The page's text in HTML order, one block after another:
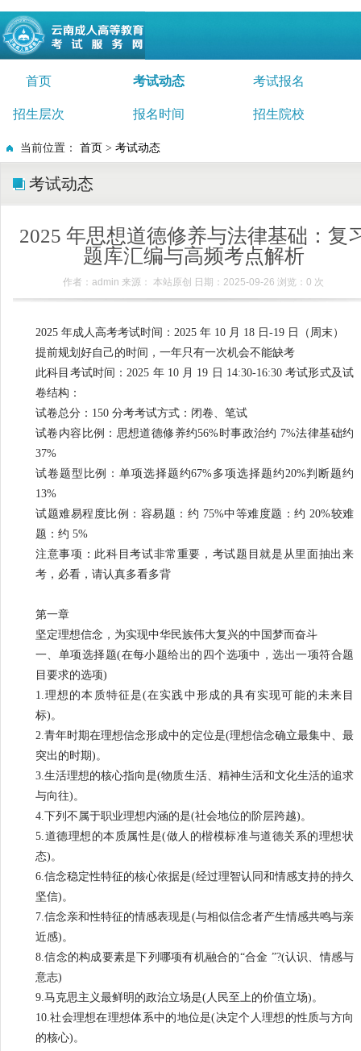
首页 考试动态 考试报名
招生层次 报名时间 招生院校
当前位置： 首页 > 考试动态
考试动态
2025 年思想道德修养与法律基础：复
题库汇编与高频考点解析
作者：admin 来源： 本站原创 日期：2025-09-26 浏览： 0 次
2025 年成人高考考试时间：2025 年 10 月 18 日-19 日（周末）
提前规划好自己的时间，一年只有一次机会不能缺考
此科目考试时间：2025 年 10 月 19 日 14:30-16:30 考试形式及试
卷结构：
试卷总分：150 分考考试方式：闭卷、笔试
试卷内容比例：思想道德修养约56%时事政治约 7%法律基础约
37%
试卷题型比例：单项选择题约67%多项选择题约20%判断题约
13%
试题难易程度比例：容易题：约 75%中等难度题：约 20%较难
题：约 5%
注意事项：此科目考试非常重要，考试题目就是从里面抽出来
考，必看，请认真多看多背
第一章
坚定理想信念，为实现中华民族伟大复兴的中国梦而奋斗
一、单项选择题(在每小题给出的四个选项中，选出一项符合题
目要求的选项)
1.理想的本质特征是(在实践中形成的具有实现可能的未来目
标)。
2.青年时期在理想信念形成中的定位是(理想信念确立最集中、最
突出的时期)。
3.生活理想的核心指向是(物质生活、精神生活和文化生活的追求
与向往)。
4.下列不属于职业理想内涵的是(社会地位的阶层跨越)。
5.道德理想的本质属性是(做人的楷模标准与道德关系的理想状
态)。
6.信念稳定性特征的核心依据是(经过理智认同和情感支持的持久
坚信)。
7.信念亲和性特征的情感表现是(与相似信念者产生情感共鸣与亲
近感)。
8.信念的构成要素是下列哪项有机融合的“合金 ”?(认识、情感与
意志)
9.马克思主义最鲜明的政治立场是(人民至上的价值立场)。
10.社会理想在理想体系中的地位是(决定个人理想的性质与方向
的核心)。